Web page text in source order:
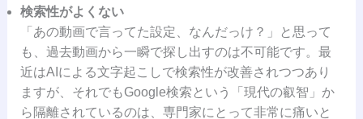
検索性がよくない
「あの動画で言ってた設定、なんだっけ？」と思って
も、過去動画から一瞬で探し出すのは不可能です。最
近はAIによる文字起こしで検索性が改善されつつあり
ますが、それでもGoogle検索という「現代の叡智」か
ら隔離されているのは、専門家にとって非常に痛いと